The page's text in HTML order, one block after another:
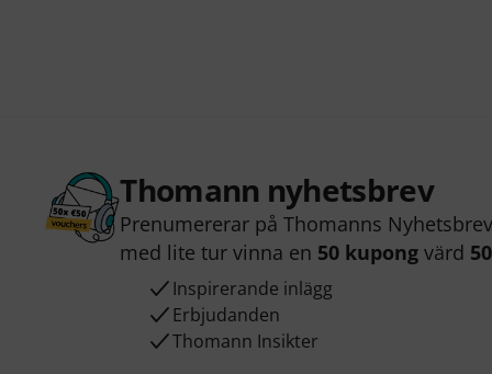
Thomann nyhetsbrev
Prenumererar på Thomanns
med lite tur vinna en 50 kupong värd
Inspirerande inlägg
Erbjudanden
Thomann Insikter